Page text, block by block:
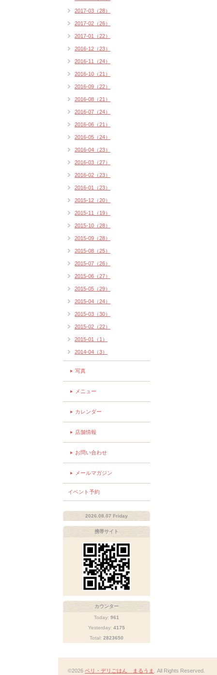
2017-03（28）
2017-02（26）
2017-01（22）
2016-12（23）
2016-11（24）
2016-10（21）
2016-09（22）
2016-08（21）
2016-07（24）
2016-06（21）
2016-05（24）
2016-04（23）
2016-03（27）
2016-02（23）
2016-01（23）
2015-12（20）
2015-11（19）
2015-10（28）
2015-09（28）
2015-08（25）
2015-07（26）
2015-06（27）
2015-05（29）
2015-04（24）
2015-03（30）
2015-02（22）
2015-01（1）
2014-04（3）
写真
メニュー
カレンダー
店舗情報
お問い合わせ
メールマガジン
イベント予約
2026.08.07 Friday
携帯サイト
カウンター
Today: 961
Yesterday: 4175
Total: 2823650
©2026 ベリ・デリごはん まるうま . All Rights Reserved.